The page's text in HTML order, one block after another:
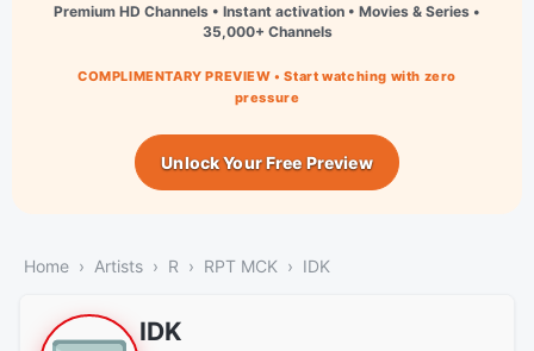
Premium HD Channels • Instant activation • Movies & Series •
35,000+ Channels
COMPLIMENTARY PREVIEW • Start watching with zero
pressure
Unlock Your Free Preview
Home Artists R RPT MCK IDK
IDK